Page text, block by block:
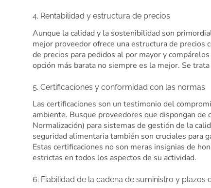
4. Rentabilidad y estructura de precios
Aunque la calidad y la sostenibilidad son
mejor proveedor ofrece una estructura de precios
de precios para pedidos al por mayor y
opción más barata no siempre es la mejor. Se
5. Certificaciones y conformidad con las normas
Las certificaciones son un testimonio del
ambiente. Busque proveedores que dispongan de
Normalización) para sistemas de gestión de la
seguridad alimentaria también son cruciales para
Estas certificaciones no son meras insignias de
estrictas en todos los aspectos de su actividad.
6. Fiabilidad de la cadena de suministro y plazos